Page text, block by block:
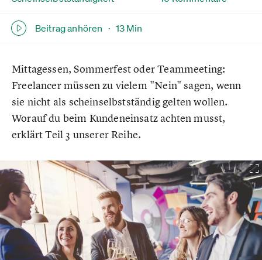
Beitrag anhören · 13 Min
Mittagessen, Sommerfest oder Teammeeting:
Freelancer müssen zu vielem "Nein" sagen, wenn
sie nicht als scheinselbstständig gelten wollen.
Worauf du beim Kundeneinsatz achten musst,
erklärt Teil 3 unserer Reihe.